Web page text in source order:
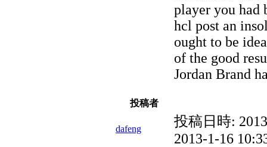
player you had
hcl post an
ought to be
of the good
Jordan Brand
投稿者
dafeng 投稿日時:
2013-1-16